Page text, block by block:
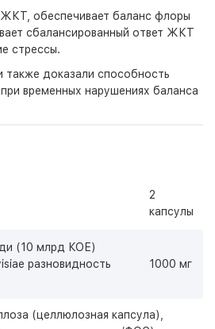
обеспечивает баланс флоры
сбалансированный ответ ЖКТ
стрессы.
доказали способность
временных нарушениях баланса
2
капсулы
(10 млрд КОЕ)
разновидность
1000 мг
(целлюлозная капсула),